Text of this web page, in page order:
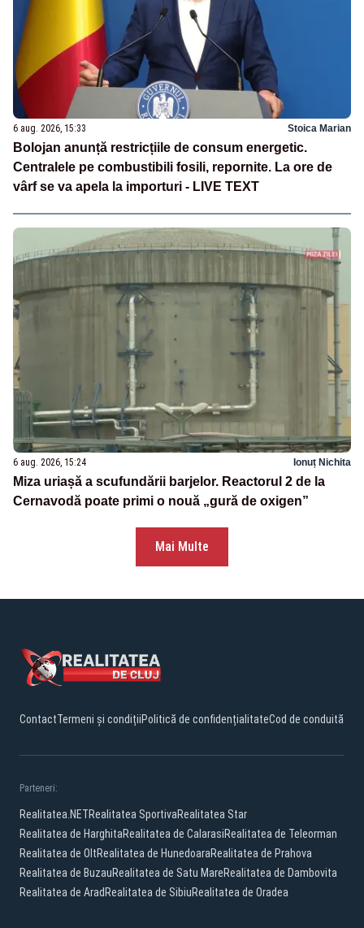
6 aug. 2026, 15:33 Stoica Marian
Bolojan anunță restricțiile de consum energetic.
Centralele pe combustibili fosili, repornite. La ore de
vârf se va apela la importuri - LIVE TEXT
6 aug. 2026, 15:24 Ionuț Nichita
Miza uriașă a scufundării barjelor. Reactorul 2 de la
Cernavodă poate primi o nouă „gură de oxigen”
Mai Multe
ContactTermeni și condițiiPolitică de confidențialitateCod de conduită
Parteneri:
Realitatea.NETRealitatea SportivaRealitatea Star
Realitatea de HarghitaRealitatea de CalarasiRealitatea de Teleorman
Realitatea de OltRealitatea de HunedoaraRealitatea de Prahova
Realitatea de BuzauRealitatea de Satu MareRealitatea de Dambovita
Realitatea de Arad Realitatea de SibiuRealitatea de Oradea